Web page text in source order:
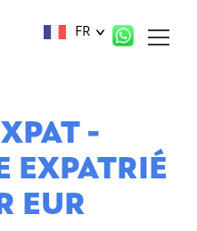
FR
-
EXPATRIÉ
EUR